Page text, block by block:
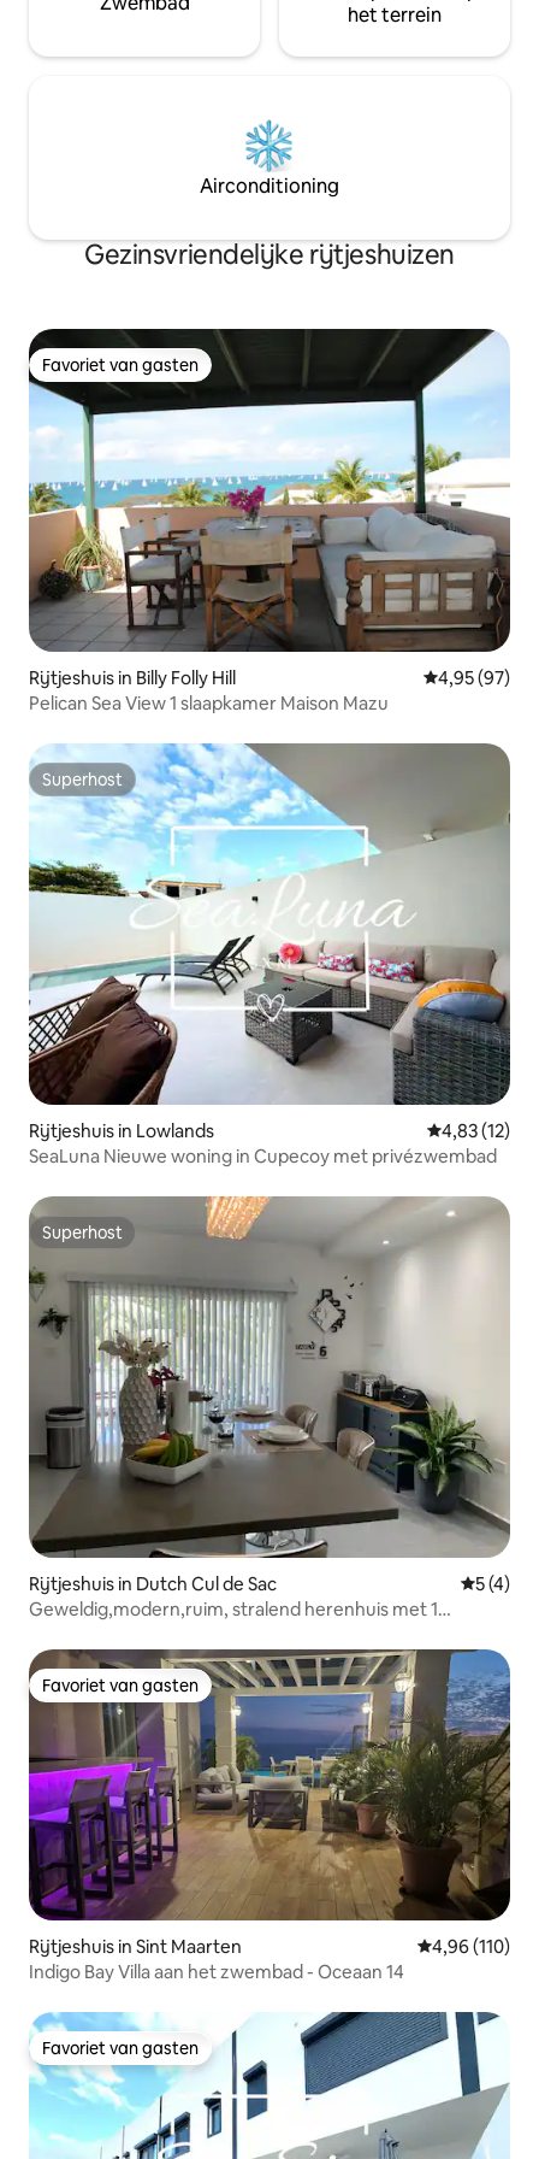
het terrein
Airconditioning
Gezinsvriendelijke rijtjeshuizen
Favoriet van gasten
Favoriet van gasten
Rijtjeshuis in Billy Folly Hill Gemiddelde
4,95 (97)
Pelican Sea View 1 slaapkamer Maison Mazu
Superhost
Superhost
Rijtjeshuis in Lowlands Gemiddelde
4,83 (12)
SeaLuna Nieuwe woning in Cupecoy met privézwembad
Superhost
Superhost
Rijtjeshuis in Dutch Cul de Sac
5 (4)
Geweldig,modern,ruim, stralend herenhuis met 1
Favoriet van gasten
Favoriet van gasten
Rijtjeshuis in Sint Maarten Gemiddelde
4,96 (110)
Indigo Bay Villa aan het zwembad - Oceaan 14
Favoriet van gasten
Favoriet van gasten